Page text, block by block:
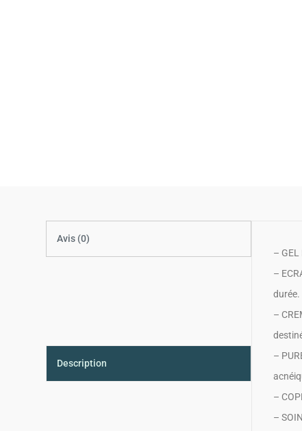
Description
Avis (0)
–
–
durée.
–
–
–
–